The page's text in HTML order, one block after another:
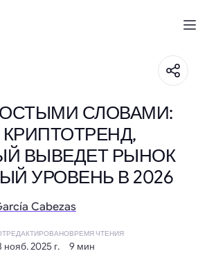
СЛОВАМИ:
ВЫВЕДЕТ РЫНОК
УРОВЕНЬ В 2026
Cabezas
нояб. 2025 г.
ВРЕМЯ ЧТЕНИЯ
9 мин